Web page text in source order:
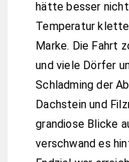
hätte besser
Temperatur
Marke. Die Fahrt
und viele Dörfer
Schladming der
Dachstein und
grandiose Blicke
verschwand es